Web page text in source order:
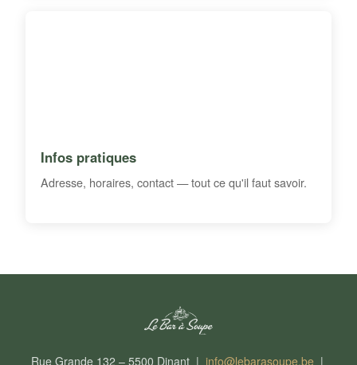
Infos pratiques
Adresse, horaires, contact — tout ce qu'il faut savoir.
Rue Grande 132 – 5500 Dinant | info@lebarasoupe.be|